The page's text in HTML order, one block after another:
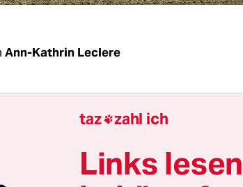
Ann-Kathrin Leclere
präsenter in Europa und auch in
ist oft eine Folge des
vielen Folgen: Vielerorts brennen
in Mecklenburg-Vorpommern
taz zahl ich
Links